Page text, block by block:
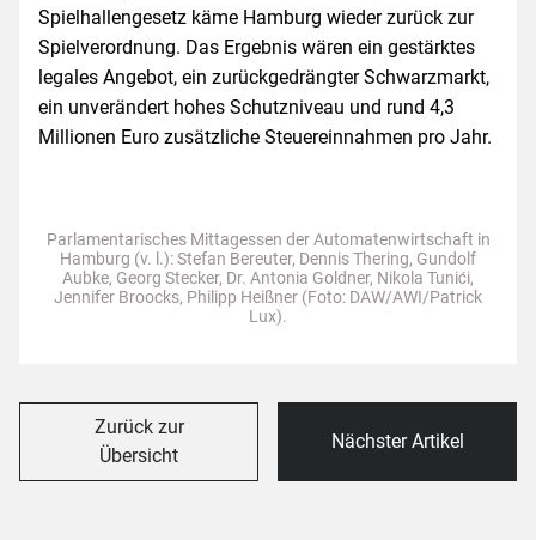
Parlamentarisches Mittagessen der Automatenwirtschaft in
Hamburg (v. l.): Stefan Bereuter, Dennis Thering, Gundolf
Aubke, Georg Stecker, Dr. Antonia Goldner, Nikola Tunići,
Jennifer Broocks, Philipp Heißner (Foto: DAW/AWI/Patrick
Lux).
Spielhallengesetz käme Hamburg wieder zurück zur
Spielverordnung. Das Ergebnis wären ein gestärktes
legales Angebot, ein zurückgedrängter Schwarzmarkt,
ein unverändert hohes Schutzniveau und rund 4,3
Millionen Euro zusätzliche Steuereinnahmen pro Jahr.
Zurück zur
Übersicht
Nächster Artikel